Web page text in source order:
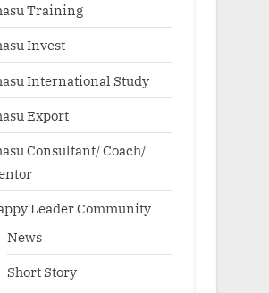
Training
Invest
International Study
Export
Consultant/ Coach/
Leader Community
News
Short Story